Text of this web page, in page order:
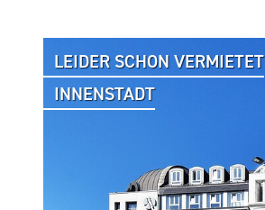
LEIDER SCHON VERMIETET
INNENSTADT